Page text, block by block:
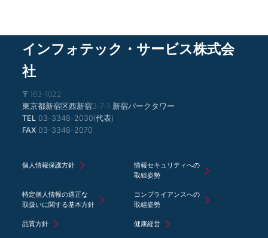
インフォテック・サービス株式会
社
〒163-1022
東京都新宿区西新宿3-7-1 新宿パークタワー
TEL 03-3348-2030(代表)
FAX 03-3348-2070
個人情報保護方針
情報セキュリティへの
取組姿勢
特定個人情報の適正な
取扱いに関する基本方針
コンプライアンスへの
取組姿勢
品質方針 健康経営